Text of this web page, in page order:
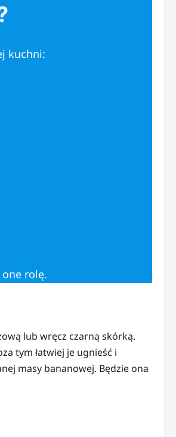
kuchni:
rolę.
lub wręcz czarną skórką.
tym łatwiej je ugnieść i
masy bananowej. Będzie ona